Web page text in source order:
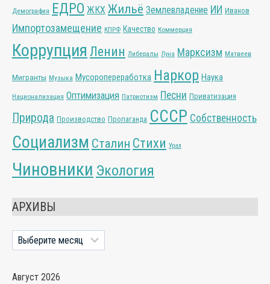
Демография ЕДРО ЖКХ Жильё Землевладение ИИ Иванов
Импортозамещение КПРФ Качество Коммерция
Коррупция Ленин Либералы Луна Марксизм Матвеев
Мигранты Музыка Мусоропереработка Наркор Наука
Национализация Оптимизация Патриотизм Песни Приватизация
Природа Производство Пропаганда СССР Собственность
Социализм Сталин Стихи Урал
Чиновники Экология
АРХИВЫ
Архивы
Август 2026